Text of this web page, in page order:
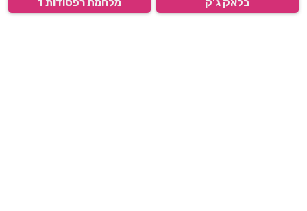
בלאק ג'ק מלחמת רפסודות 1